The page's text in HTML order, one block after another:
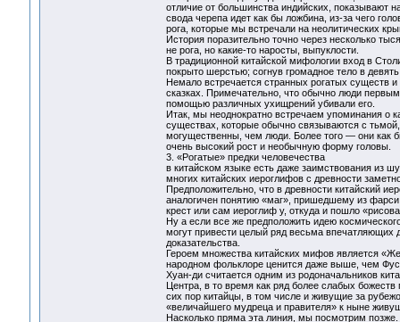
отличие от большинства индийских, показывают
свода черепа идет как бы ложбина, из-за чего
рога, которые мы встречали на неолитических
История поразительно точно через несколько
не рога, но какие-то наросты, выпуклости.
В традиционной китайской мифологии вход в
покрыто шерстью; согнув громадное тело в
Немало встречается странных рогатых существ
сказках. Примечательно, что обычно люди
помощью различных ухищрений убивали его.
Итак, мы неоднократно встречаем упоминания о
существах, которые обычно связываются с
могущественны, чем люди. Более того — они как
очень высокий рост и необычную форму головы.
3. «Рогатые» предки человечества
в китайском языке есть даже заимствования из
многих китайских иероглифов с древности
Предположительно, что в древности китайский
аналогичен понятию «маг», пришедшему из
крест или сам иероглиф у, откуда и пошло
Ну а если все же предположить идею
могут привести целый ряд весьма впечатляющих
доказательства.
Героем множества китайских мифов является
народном фольклоре ценится даже выше, чем
Хуан-ди считается одним из родоначальников
Центра, в то время как ряд более слабых
сих пор китайцы, в том числе и живущие за
«величайшего мудреца и правителя» к ныне
Насколько пряма эта линия, мы посмотрим